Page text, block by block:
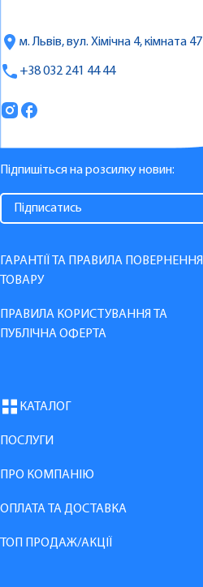
м. Львів, вул. Хімічна 4, кімната 47
+38 032 241 44 44
Підпишіться на розсилку новин:
ГАРАНТІЇ ТА ПРАВИЛА ПОВЕРНЕННЯ
ТОВАРУ
ПРАВИЛА КОРИСТУВАННЯ ТА
ПУБЛІЧНА ОФЕРТА
КАТАЛОГ
ПОСЛУГИ
ПРО КОМПАНІЮ
ОПЛАТА ТА ДОСТАВКА
ТОП ПРОДАЖ/АКЦІЇ